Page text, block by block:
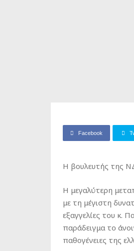
Facebook
Η βουλευτής της
Η μεγαλύτερη
με τη μέγιστη
εξαγγελίες του κ.
παράδειγμα το
παθογένειες της